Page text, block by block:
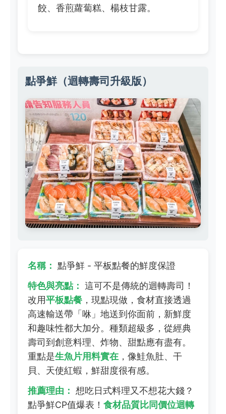
餃、香煎蘿蔔糕、楊枝甘露。
點爭鮮（迴轉壽司升級版）
名稱： 點爭鮮 - 平板點餐的鮮度保證
特色與亮點： 這可不是傳統的迴轉壽司！
改用平板點餐 ，現點現做，食材直接透過
高速輸送帶「咻」地送到你面前，新鮮度
和趣味性都大加分。種類超級多，從經典
壽司到創意料理、炸物、甜點應有盡有。
重點是生魚片用料實在 ，像鮭魚肚、干
貝、天使紅蝦，鮮甜度很有感。
推薦理由： 想吃日式料理又不想花大錢？
點爭鮮CP值爆表！ 食材品質比同價位迴轉